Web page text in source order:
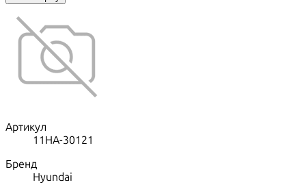
Артикул
11НА-30121
Бренд
Hyundai